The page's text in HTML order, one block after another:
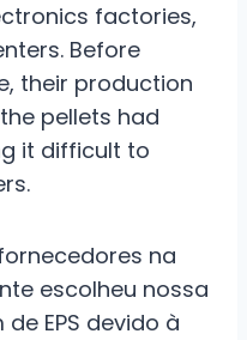
factories,
Before
their production
pellets had
it difficult to
na
escolheu nossa
EPS devido à